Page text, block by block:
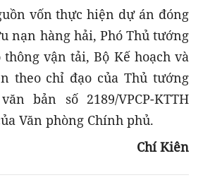
vốn thực hiện dự án đóng
nạn hàng hải, Phó Thủ tướng
thông vận tải, Bộ Kế hoạch và
theo chỉ đạo của Thủ tướng
bản số 2189/VPCP-KTTH
Văn phòng Chính phủ.
Chí Kiên